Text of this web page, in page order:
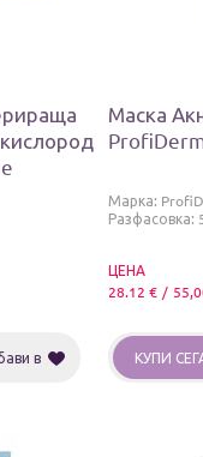
в
Маска
Марка:
Разфасовка:
ЦЕНА
28.12 € /
КУПИ